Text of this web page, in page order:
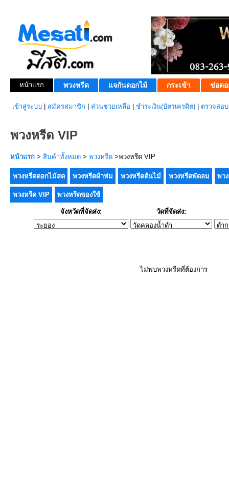
หน้าแรก พวงหรีด แจกันดอกไม้ กระเช้า ช่อดอ
เข้าสู่ระบบ สมัครสมาชิก ส่วนช่วยเหลือ ชำระเงิน(บัตรเครดิต) ตรวจสอ
พวงหรีด VIP
หน้าแรก > สินค้าทั้งหมด > พวงหรีด >พวงหรีด VIP
พวงหรีดดอกไม้สด พวงหรีดผ้าห่ม พวงหรีดต้นไม้ พวงหรีดพัดลม พว
พวงหรีด VIP พวงหรีดของใช้
จังหวัดที่จัดส่ง: วัดที่จัดส่ง:
ไม่พบพวงหรีดที่ต้องการ